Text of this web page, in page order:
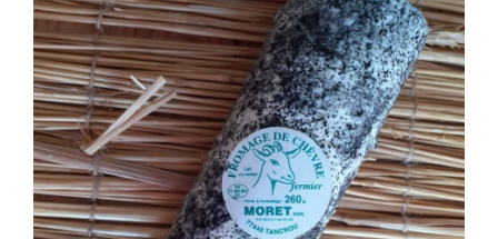
AJOUTER AU PANIER / DÉTAILS